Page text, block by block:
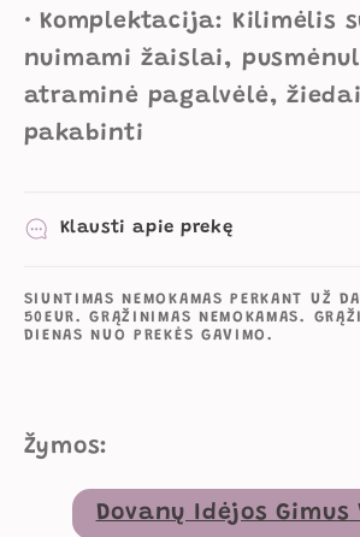
• Komplektacija: Kilimėlis
nuimami žaislai,
atraminė pagalvėlė,
pakabinti
Klausti apie prekę
SIUNTIMAS NEMOKAMAS PERKANT UŽ
50EUR. GRĄŽINIMAS NEMOKAMAS.
DIENAS NUO PREKĖS GAVIMO.
Žymos:
Dovanų Idėjos Gimus